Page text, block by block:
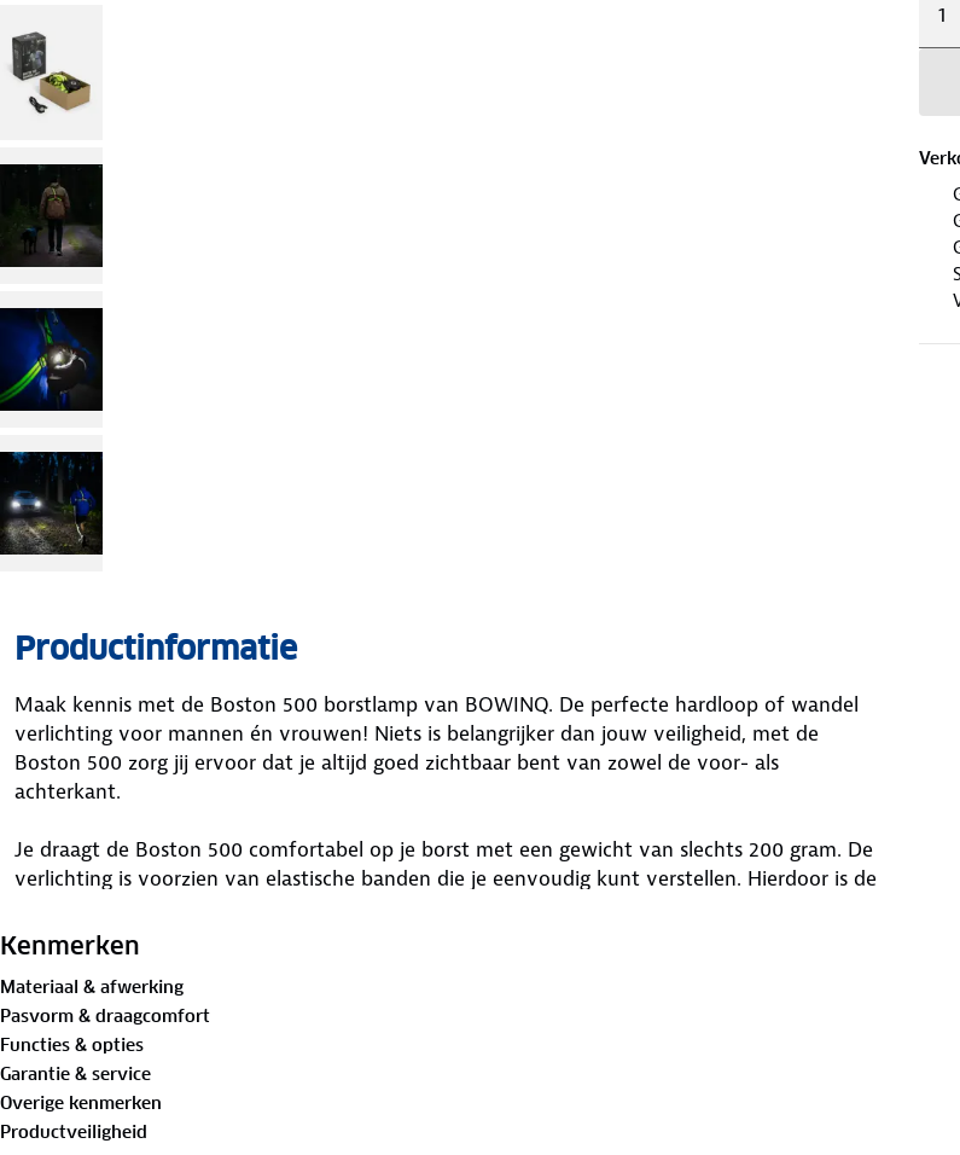
Productinformatie
Maak kennis met de Boston 500 borstlamp van BOWINQ. De perfecte hardloop of wandel
verlichting voor mannen én vrouwen! Niets is belangrijker dan jouw veiligheid, met de
Boston 500 zorg jij ervoor dat je altijd goed zichtbaar bent van zowel de voor- als
achterkant.
Je draagt de Boston 500 comfortabel op je borst met een gewicht van slechts 200 gram. De
verlichting is voorzien van elastische banden die je eenvoudig kunt verstellen. Hierdoor is de
licht. Onderin zit een 5-leds strip, waarbij elk brandende led staat voor 20% batterij. Brand er
nog maar 1 led? Dan is het tijd om de verlichting op te laden.
De voorzijde beschikt over een 500 lumen sterke schijnwerper. Verstel de verlichting
eenvoudig om omhoog, naar voren of omlaag te schijnen. Met de groot- en dimlicht functie
reguleer je eenvoudig de gewenste hoeveelheid licht.
Kenmerken
Materiaal & afwerking
Pasvorm & draagcomfort
Functies & opties
Garantie & service
Overige kenmerken
Productveiligheid